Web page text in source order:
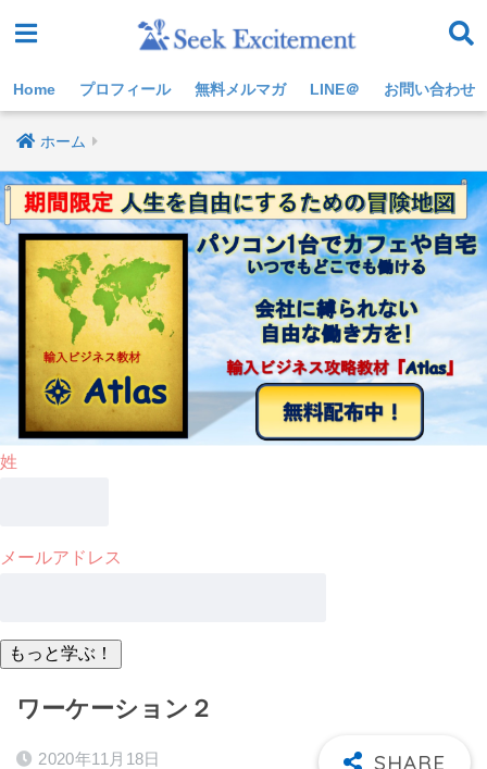
Home プロフィール 無料メルマガ LINE＠ お問い合わせ
ホーム
姓
メールアドレス
ワーケーション２
2020年11月18日